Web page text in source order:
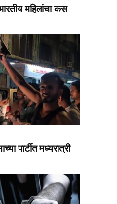
महिलांचा कस
पार्टीत मध्यरात्री